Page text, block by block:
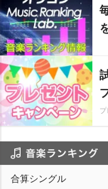
合算シングル